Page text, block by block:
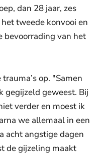
dan 28 jaar, zes
tweede konvooi en
bevoorrading van het
op. "Samen
gegijzeld geweest. Bij
verder en moest ik
we allemaal in een
acht angstige dagen
de gijzeling maakt